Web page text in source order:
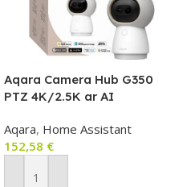
Aqara Camera Hub G350
PTZ 4K/2.5K ar AI
Zigbee+Thread, Matter
(balta) CH-C14D
Aqara, Home Assistant
152,58 €